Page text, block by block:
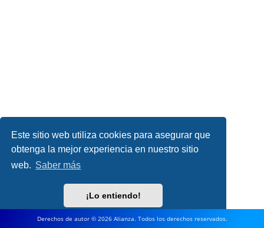
Este sitio web utiliza cookies para asegurar que
obtenga la mejor experiencia en nuestro sitio
web. Saber más
¡Lo entiendo!
Derechos de autor © 2026 Alianza. Todos los derechos reservados.